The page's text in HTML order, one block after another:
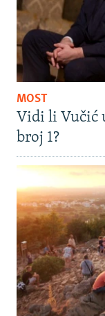
MOST
Vidi li Vučić
broj 1?